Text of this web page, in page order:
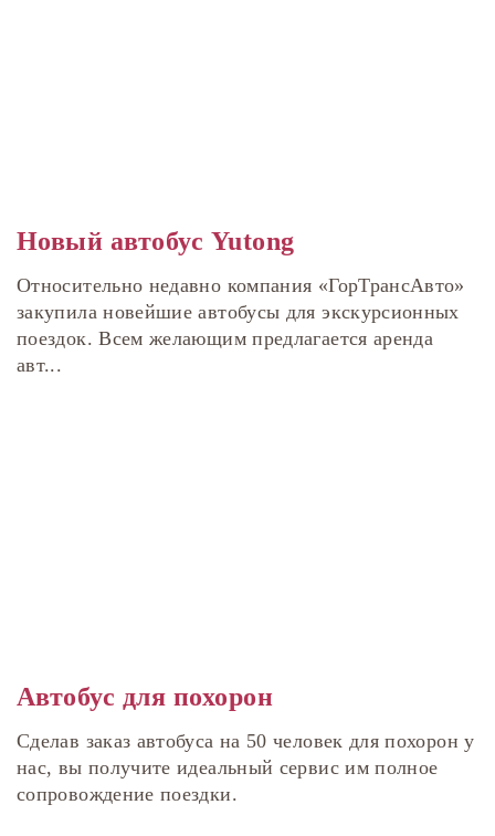
Новый автобус Yutong
Относительно недавно компания «ГорТрансАвто»
закупила новейшие автобусы для экскурсионных
поездок. Всем желающим предлагается аренда
авт...
Автобус для похорон
Сделав заказ автобуса на 50 человек для похорон у
нас, вы получите идеальный сервис им полное
сопровождение поездки.